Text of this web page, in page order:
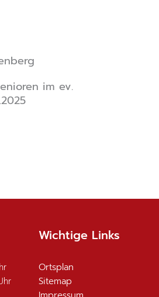
im ev.
Wichtige Links
Ortsplan
Sitemap